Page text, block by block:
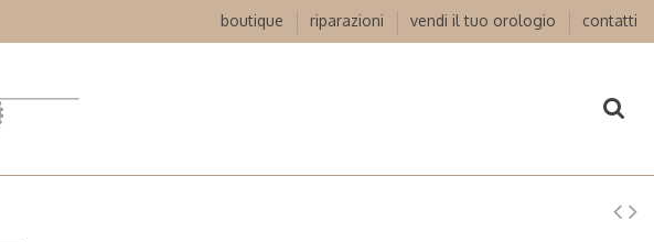
boutique riparazioni vendi il tuo orologio contatti